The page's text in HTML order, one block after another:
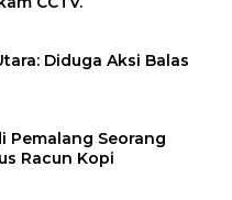
Diduga Aksi Balas
Pemalang Seorang
Racun Kopi